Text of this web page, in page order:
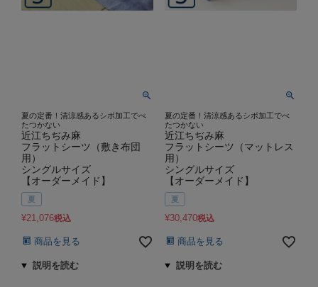
夏の定番！清涼感あるシボ加工でべ
たつかない
近江ちぢみ麻
フラットシーツ（敷き布団
用）
シングルサイズ
【オーダーメイド】
夏
¥21,076税込
商品を見る
夏の定番！清涼感あるシボ加工でべ
たつかない
近江ちぢみ麻
フラットシーツ（マットレス
用）
シングルサイズ
【オーダーメイド】
夏
¥30,470税込
商品を見る